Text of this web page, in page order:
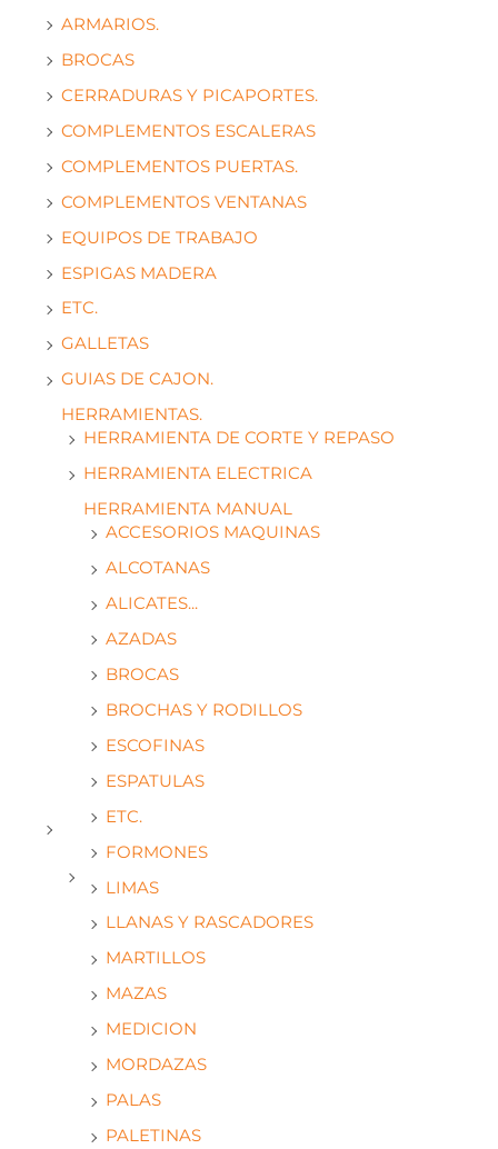
ARMARIOS.
BROCAS
CERRADURAS Y PICAPORTES.
COMPLEMENTOS ESCALERAS
COMPLEMENTOS PUERTAS.
COMPLEMENTOS VENTANAS
EQUIPOS DE TRABAJO
ESPIGAS MADERA
ETC.
GALLETAS
GUIAS DE CAJON.
HERRAMIENTAS.
HERRAMIENTA DE CORTE Y REPASO
HERRAMIENTA ELECTRICA
HERRAMIENTA MANUAL
ACCESORIOS MAQUINAS
ALCOTANAS
ALICATES...
AZADAS
BROCAS
BROCHAS Y RODILLOS
ESCOFINAS
ESPATULAS
ETC.
FORMONES
LIMAS
LLANAS Y RASCADORES
MARTILLOS
MAZAS
MEDICION
MORDAZAS
PALAS
PALETINAS